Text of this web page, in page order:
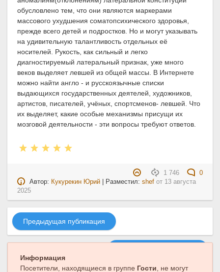
обусловлено тем, что они являются маркерами
массового ухудшения соматопсихического здоровья,
прежде всего детей и подростков. Но и могут указывать
на удивительную талантливость отдельных её
носителей. Рукость, как сильный и легко
диагностируемый латеральный признак, уже много
веков выделяет левшей из общей массы. В Интернете
можно найти англо - и русскоязычные списки
выдающихся государственных деятелей, художников,
артистов, писателей, учёных, спортсменов- левшей. Что
их выделяет, какие особые механизмы присущи их
мозговой деятельности - эти вопросы требуют ответов.
1 746
0
Автор: Кукурекин Юрий | Разместил:shef от 13 августа
2025
Предыдущая публикация
Информация
Посетители, находящиеся в группе Гости , не могут